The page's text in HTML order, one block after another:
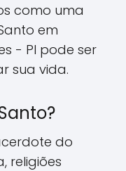
como uma
em
- PI pode ser
sua vida.
do
religiões